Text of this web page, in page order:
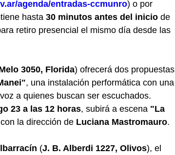
agenda/entradas-ccmunro) o por
hasta 30 minutos antes del inicio de
retiro presencial el mismo día desde las
3050, Florida) ofrecerá dos propuestas
, una instalación performática con una
a quienes buscan ser escuchados.
23 a las 12 horas, subirá a escena "La
la dirección de Luciana Mastromauro.
(J. B. Alberdi 1227, Olivos), el